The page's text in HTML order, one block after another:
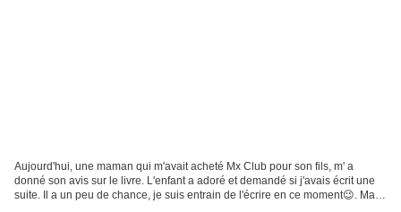
Aujourd'hui, une maman qui m'avait acheté Mx Club pour son fils, m' a
donné son avis sur le livre. L'enfant a adoré et demandé si j'avais écrit une
suite. Il a un peu de chance, je suis entrain de l'écrire en ce moment😉. Mais